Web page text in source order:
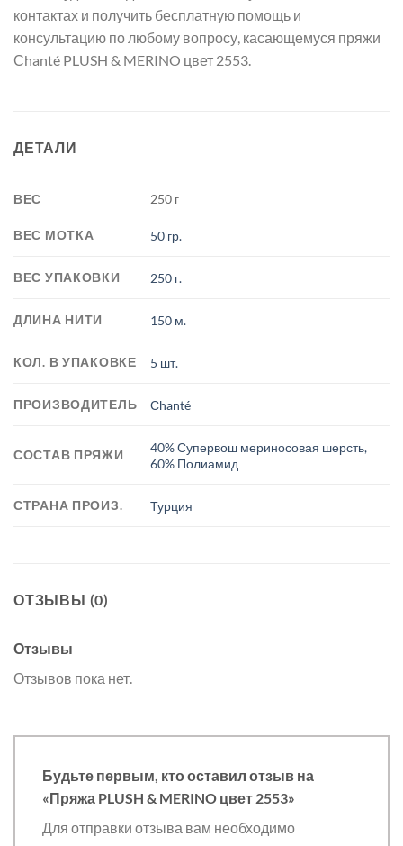
контактах и получить бесплатную помощь и
консультацию по любому вопросу, касающемуся пряжи
Сhanté PLUSH & MERINO цвет 2553.
ДЕТАЛИ
ВЕС 250 г
ВЕС МОТКА 50 гр.
ВЕС УПАКОВКИ 250 г.
ДЛИНА НИТИ 150 м.
КОЛ. В УПАКОВКЕ 5 шт.
ПРОИЗВОДИТЕЛЬ Сhanté
СОСТАВ ПРЯЖИ
40% Супервош мериносовая шерсть,
60% Полиамид
СТРАНА ПРОИЗ. Турция
ОТЗЫВЫ (0)
Отзывы
Отзывов пока нет.
Будьте первым, кто оставил отзыв на
«Пряжа PLUSH & MERINO цвет 2553»
Для отправки отзыва вам необходимо